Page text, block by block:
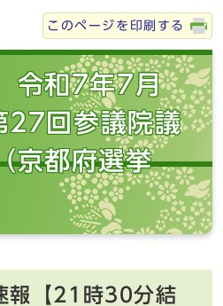
このページを印刷する
令和7年7月
27回参議院議
京都府選挙
報【21時30分結